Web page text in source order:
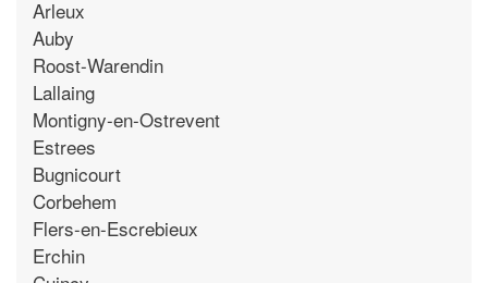
Arleux
Auby
Roost-Warendin
Lallaing
Montigny-en-Ostrevent
Estrees
Bugnicourt
Corbehem
Flers-en-Escrebieux
Erchin